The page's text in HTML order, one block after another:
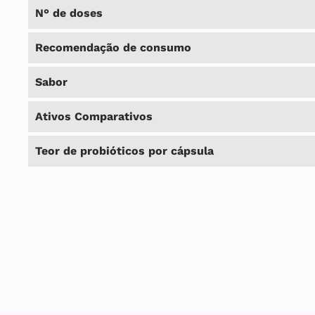
N° de doses
Recomendação de consumo
Sabor
Ativos Comparativos
Teor de probióticos por cápsula